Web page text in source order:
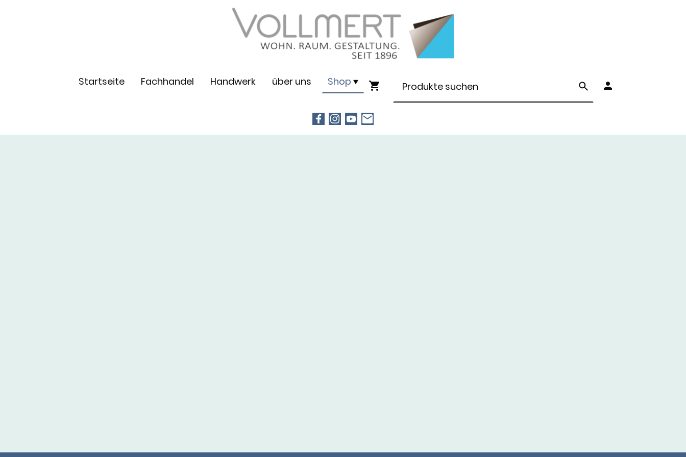
Startseite Fachhandel Handwerk über uns Shop